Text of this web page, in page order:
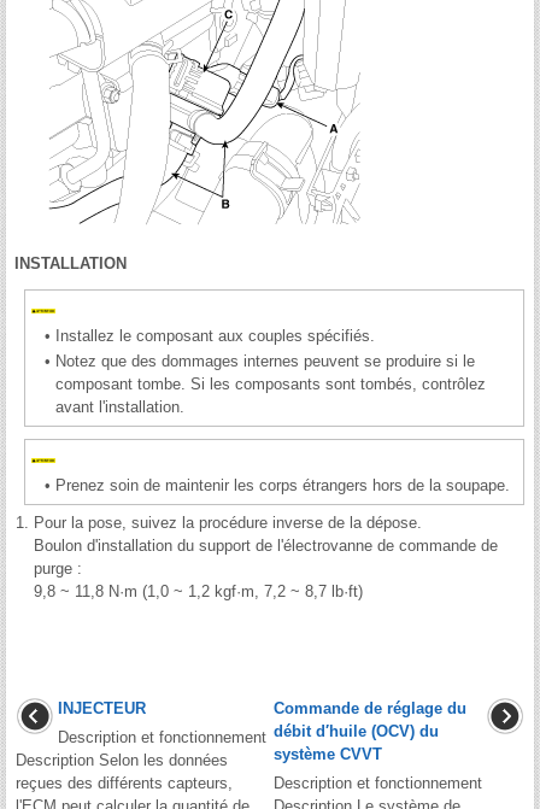
INSTALLATION
• Installez le composant aux couples spécifiés.
• Notez que des dommages internes peuvent se produire si le
composant tombe. Si les composants sont tombés, contrôlez
avant l'installation.
• Prenez soin de maintenir les corps étrangers hors de la soupape.
1.
Pour la pose, suivez la procédure inverse de la dépose.
Boulon d'installation du support de l'électrovanne de commande de
purge :
9,8 ~ 11,8 N·m (1,0 ~ 1,2 kgf·m, 7,2 ~ 8,7 lb·ft)
INJECTEUR
Description et fonctionnement
Description Selon les données
reçues des différents capteurs,
Commande de réglage du
débit d′huile (OCV) du
système CVVT
Description et fonctionnement